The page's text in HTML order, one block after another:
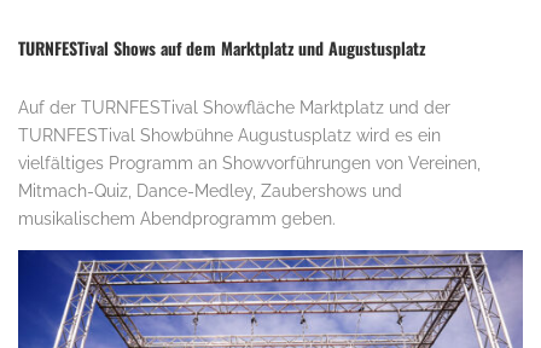
TURNFESTival Shows auf dem Marktplatz und Augustusplatz
Auf der TURNFESTival Showfläche Marktplatz und der
TURNFESTival Showbühne Augustusplatz wird es ein
vielfältiges Programm an Showvorführungen von Vereinen,
Mitmach-Quiz, Dance-Medley, Zaubershows und
musikalischem Abendprogramm geben.